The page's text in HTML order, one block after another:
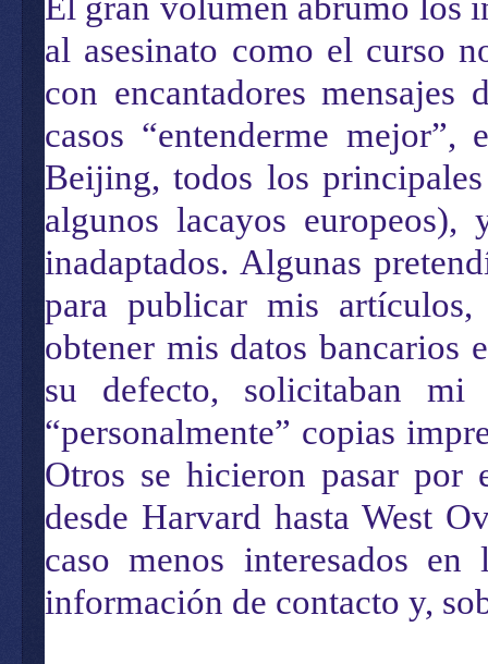
al asesinato como el curso
con encantadores
casos “entenderme
Beijing, todos los
algunos lacayos
inadaptados. Algunas
para publicar mis artículos,
obtener mis datos bancarios
su defecto, solicitaban
“personalmente” copias
Otros se hicieron pasar por
desde Harvard hasta West
caso menos interesados
información de contacto y,